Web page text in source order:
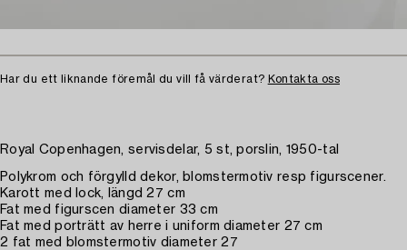
Har du ett liknande föremål du vill få värderat? Kontakta oss
Royal Copenhagen, servisdelar, 5 st, porslin, 1950-tal
Polykrom och förgylld dekor, blomstermotiv resp figurscener.
Karott med lock, längd 27 cm
Fat med figurscen diameter 33 cm
Fat med porträtt av herre i uniform diameter 27 cm
2 fat med blomstermotiv diameter 27